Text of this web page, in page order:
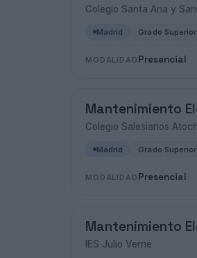
Colegio Santa Ana y San
Madrid Grado Superior
MODALIDAD Presencial
Mantenimiento
Colegio Salesianos
Madrid Grado Superior
MODALIDAD Presencial
Mantenimiento
IES Julio Verne